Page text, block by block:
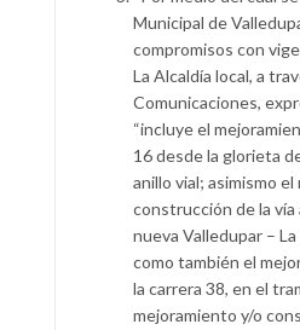
Municipal de
compromisos con
La Alcaldía local, a
Comunicaciones,
“incluye el
16 desde la glorieta
anillo vial; asimismo
construcción de la
nueva Valledupar –
como también el
la carrera 38, en el
mejoramiento y/o